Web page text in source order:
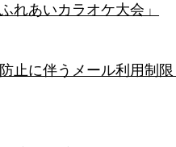
れあいカラオケ大会」
止に伴うメール利用制